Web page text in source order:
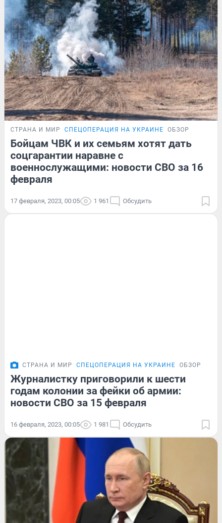
СТРАНА И МИР СПЕЦОПЕРАЦИЯ НА УКРАИНЕ ОБЗОР
Бойцам ЧВК и их семьям хотят дать
соцгарантии наравне с
военнослужащими: новости СВО за 16
февраля
17 февраля, 2023, 00:05 1 961 Обсудить
СТРАНА И МИР СПЕЦОПЕРАЦИЯ НА УКРАИНЕ ОБЗОР
Журналистку приговорили к шести
годам колонии за фейки об армии:
новости СВО за 15 февраля
16 февраля, 2023, 00:05 1 981 Обсудить